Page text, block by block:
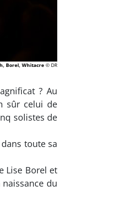
Borel, Whitacre © DR
? Au
sûr celui de
solistes de
toute sa
Lise Borel et
du